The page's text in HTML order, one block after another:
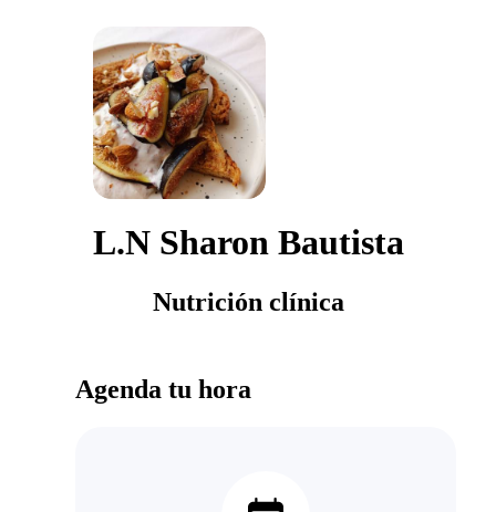
L.N Sharon Bautista
Nutrición clínica
Agenda tu hora